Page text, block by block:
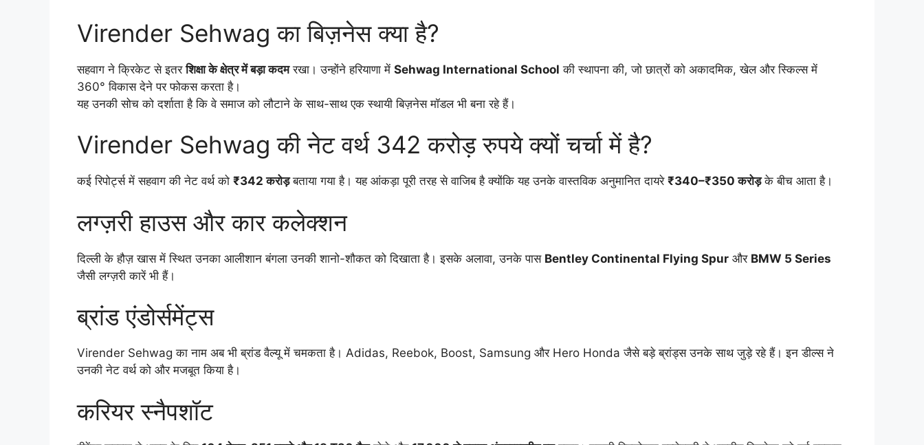
Virender Sehwag का बिज़नेस क्या है?
सहवाग ने क्रिकेट से इतरशिक्षा के क्षेत्र में बड़ा कदमरखा। उन्होंने हरियाणा में Sehwag International School की स्थापना की, जो छात्रों को अकादमिक, खेल और स्किल्स में
360° विकास देने पर फोकस करता है।
यह उनकी सोच को दर्शाता है कि वे समाज को लौटाने के साथ-साथ एक स्थायी बिज़नेस मॉडल भी बना रहे हैं।
Virender Sehwag की नेट वर्थ 342 करोड़ रुपये क्यों चर्चा में है?
कई रिपोर्ट्स में सहवाग की नेट वर्थ को ₹342 करोड़बताया गया है। यह आंकड़ा पूरी तरह से वाजिब है क्योंकि यह उनके वास्तविक अनुमानित दायरे ₹340–₹350 करोड़के बीच आता है।
लग्ज़री हाउस और कार कलेक्शन
दिल्ली के हौज़ खास में स्थित उनका आलीशान बंगला उनकी शानो-शौकत को दिखाता है। इसके अलावा, उनके पास Bentley Continental Flying Spur और BMW 5 Series
जैसी लग्ज़री कारें भी हैं।
ब्रांड एंडोर्समेंट्स
Virender Sehwag का नाम अब भी ब्रांड वैल्यू में चमकता है। Adidas, Reebok, Boost, Samsung और Hero Honda जैसे बड़े ब्रांड्स उनके साथ जुड़े रहे हैं। इन डील्स ने
उनकी नेट वर्थ को और मजबूत किया है।
करियर स्नैपशॉट